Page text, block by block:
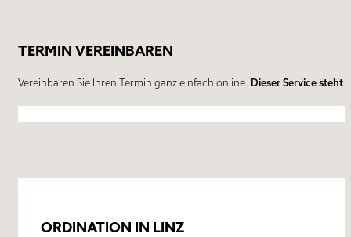
TERMIN VEREINBAREN
Vereinbaren Sie Ihren Termin ganz einfach online. Dieser Service steht
ORDINATION IN LINZ